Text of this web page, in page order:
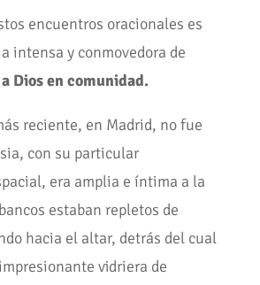
encuentros oracionales es
intensa y conmovedora de
Dios en comunidad.
reciente, en Madrid, no fue
con su particular
era amplia e íntima a la
estaban repletos de
hacia el altar, detrás del cual
vidriera de